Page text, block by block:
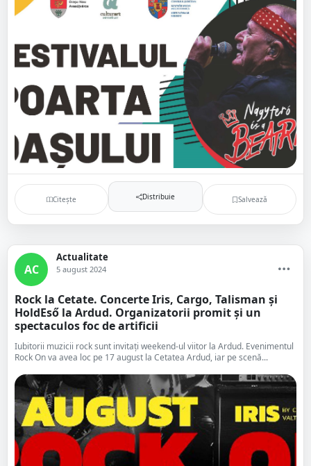
Citește Distribuie Salvează
AC
Actualitate
5 august 2024
Rock la Cetate. Concerte Iris, Cargo, Talisman și
HoldEső la Ardud. Organizatorii promit și un
spectaculos foc de artificii
Iubitorii muzicii rock sunt invitați weekend-ul viitor la Ardud. Evenimentul
Rock On va avea loc pe 17 august la Cetatea Ardud, iar pe scenă...